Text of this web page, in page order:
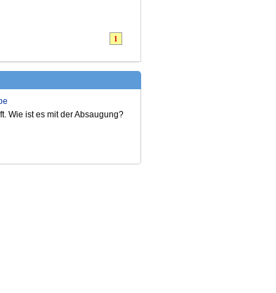
1
Wie ist es mit der Absaugung?